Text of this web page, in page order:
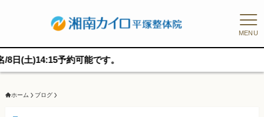
MENU
予約可能です。
ホーム ブログ